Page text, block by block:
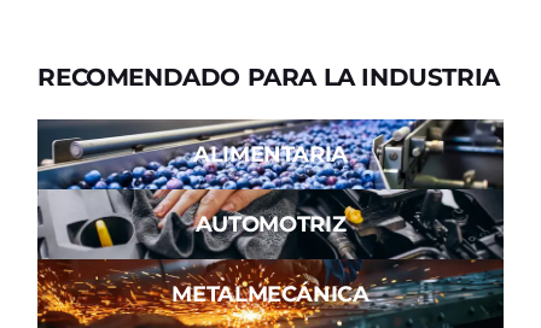
RECOMENDADO PARA LA INDUSTRIA
ALIMENTARIA
AUTOMOTRIZ
METALMECÁNICA